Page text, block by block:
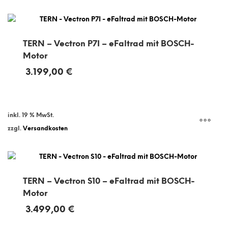
TERN – Vectron P7I – eFaltrad mit BOSCH-
Motor
3.199,00 €
inkl. 19 % MwSt.
zzgl. Versandkosten
TERN – Vectron S10 – eFaltrad mit BOSCH-
Motor
3.499,00 €